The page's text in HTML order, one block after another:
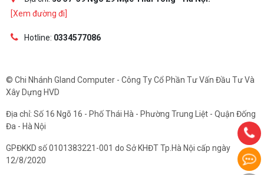
[Xem đường đi]
Hotline: 0334577086
© Chi Nhánh Gland Computer - Công Ty Cổ Phần Tư Vấn Đầu Tư Và
Xây Dựng HVD
Địa chỉ: Số 16 Ngõ 16 - Phố Thái Hà - Phường Trung Liệt - Quận Đống
Đa - Hà Nội
GPĐKKD số 0101383221-001 do Sở KHĐT Tp.Hà Nội cấp ngày
12/8/2020